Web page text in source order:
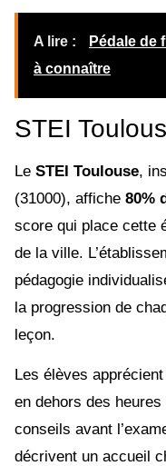
A lire :
Pédale de
à connaître
STEI
Le STEI Toulouse,
(31000), affiche 80%
score qui place cette
de la ville.
pédagogie
la progression de
leçon.
Les élèves
en dehors des
conseils avant
décrivent un accueil